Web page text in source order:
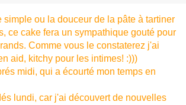
simple ou la douceur de la pâte à tartiner
ce cake fera un sympathique gouté pour
Comme vous le constaterez j'ai
aid, kitchy pour les intimes! :)))
midi, qui a écourté mon temps en
lundi, car j'ai découvert de nouvelles